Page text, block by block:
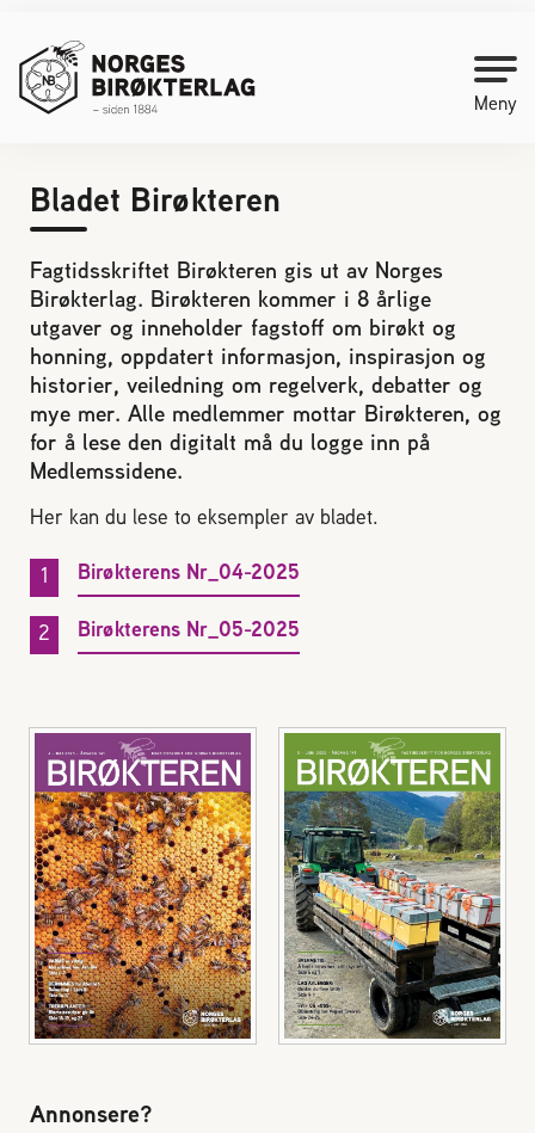
Meny
Kontakt oss
Bli medlem
Starte med birøkt
Medlemssider
Reaksjon på bistikk
Om Norges Birøkterlag
Nyheter
Kurs
Aktivitetskalender
Lover og regler
Bladet Birøkteren
Fagtidsskriftet Birøkteren gis ut av Norges
Birøkterlag. Birøkteren kommer i 8 årlige
utgaver og inneholder fagstoff om birøkt og
honning, oppdatert informasjon, inspirasjon og
historier, veiledning om regelverk, debatter og
mye mer. Alle medlemmer mottar Birøkteren, og
for å lese den digitalt må du logge inn på
Medlemssidene.
Her kan du lese to eksempler av bladet.
Birøkterens Nr_04-2025
Birøkterens Nr_05-2025
Annonsere?